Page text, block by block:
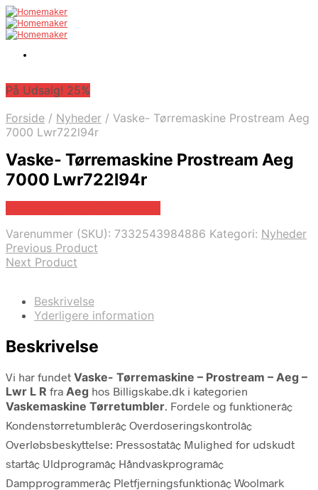
På Udsalg! 25%
Forside / Nyheder / Vaske- Tørremaskine Prostream Aeg
7000 Lwr722l94r
Vaske- Tørremaskine Prostream Aeg
7000 Lwr722l94r
Varenummer (SKU): 7332543984886 Kategori: Nyheder
Previous Product
Next Product
Beskrivelse
Yderligere information
Beskrivelse
Vi har fundet Vaske- Tørremaskine – Prostream – Aeg –
Lwr L R fra Aeg hos Billigskabe.dk i kategorien
Vaskemaskine Tørretumbler. Fordele og funktionerâ¢
Kondenstørretumblerâ¢ Overdoseringskontrolâ¢
Overløbsbeskyttelse: Pressostatâ¢ Mulighed for udskudt
startâ¢ Uldprogramâ¢ Håndvaskprogramâ¢
Dampprogrammerâ¢ Pletfjerningsfunktionâ¢ Woolmark